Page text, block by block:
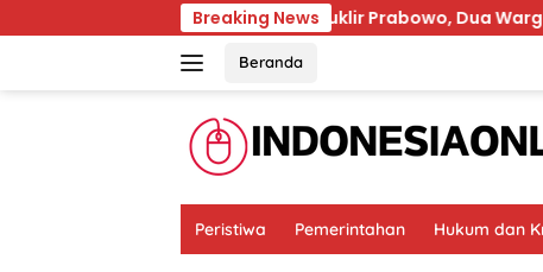
to
Breaking News
Konten Pidato Nuklir Prabowo, Dua Warga
Beranda
Peristiwa Pemerintahan Hukum dan